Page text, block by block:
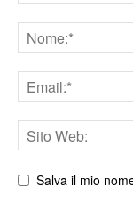
Nome
Email
Sito
web
Salva il mio